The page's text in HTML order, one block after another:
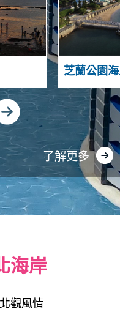
芝蘭公園
了解更多
海岸
觀風情